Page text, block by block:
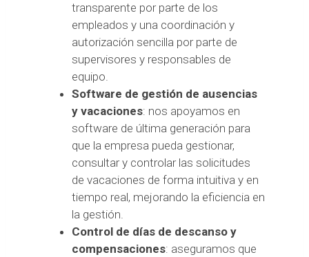
transparente por parte de los
empleados y una coordinación y
autorización sencilla por parte de
supervisores y responsables de
equipo.
Software de gestión de ausencias
y vacaciones: nos apoyamos en
software de última generación para
que la empresa pueda gestionar,
consultar y controlar las solicitudes
de vacaciones de forma intuitiva y en
tiempo real, mejorando la eficiencia en
la gestión.
Control de días de descanso y
compensaciones: aseguramos que